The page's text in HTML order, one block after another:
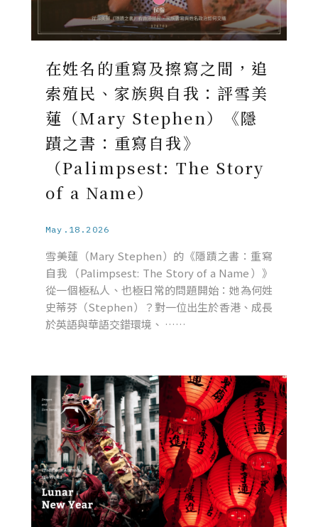
在姓名的重寫及擦寫之間，追
索殖民、家族與自我：評雪美
蓮（Mary Stephen）《隱
蹟之書：重寫自我》
（Palimpsest: The Story
of a Name）
May.18.2026
雪美蓮（Mary Stephen）的《隱蹟之書：重寫
自我（Palimpsest: The Story of a Name）》
從一個極私人、也極日常的問題開始：她為何姓
史蒂芬（Stephen）？對一位出生於香港、成長
於英語與華語交錯環境、 ……